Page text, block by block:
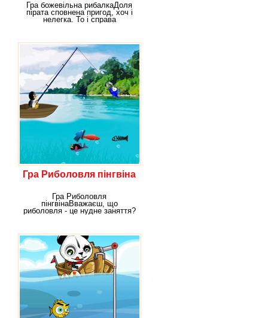
Гра божевільна рибалкаДоля
пірата сповнена пригод, хоч і
нелегка. То і справа
Гра Риболовля пінгвіна
Гра Риболовля
пінгвінаВважаєш, що
риболовля - це нудне заняття?